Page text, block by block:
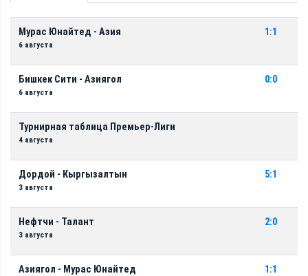
Мурас Юнайтед - Азия
6 августа
1:1
Бишкек Сити - Азиягол
6 августа
0:0
Турнирная таблица Премьер-Лиги
4 августа
Дордой - Кыргызалтын
3 августа
5:1
Нефтчи - Талант
3 августа
2:0
Азиягол - Мурас Юнайтед 1:1